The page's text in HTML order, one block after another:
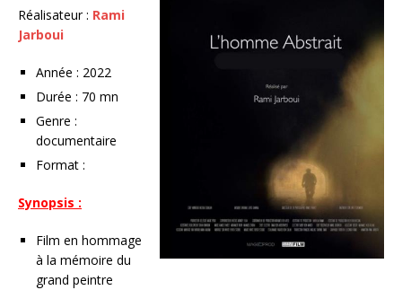
Réalisateur : Rami
Jarboui
Année : 2022
Durée : 70 mn
Genre :
documentaire
Format :
Synopsis :
Film en hommage
à la mémoire du
grand peintre